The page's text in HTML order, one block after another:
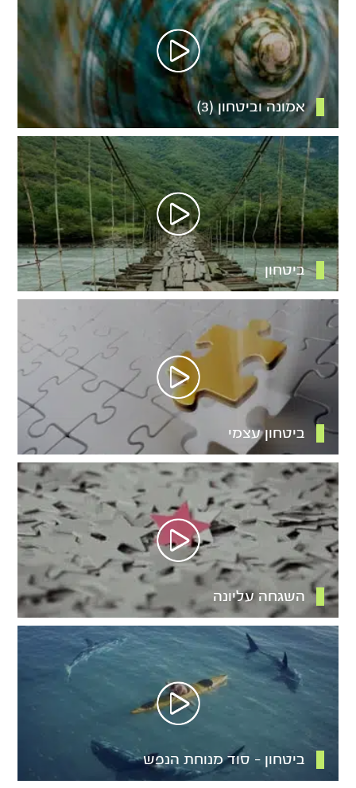
אמונה וביטחון (3)
ביטחון
ביטחון עצמי
השגחה עליונה
ביטחון – סוד מנוחת הנפש